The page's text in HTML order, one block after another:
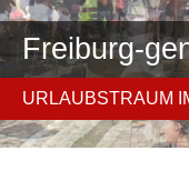
Freiburg-
URLAUBSTRAUM